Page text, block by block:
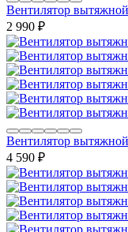
Вентилятор
2 990 ₽
Вентилятор
4 590 ₽